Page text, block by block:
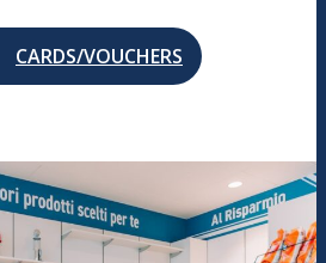
CARDS/VOUCHERS